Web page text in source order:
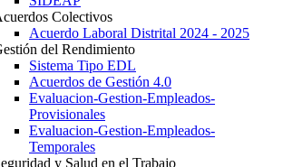
Colectivos
Acuerdo Laboral Distrital 2024 - 2025
del Rendimiento
Sistema Tipo EDL
Acuerdos de Gestión 4.0
Evaluacion-Gestion-Empleados-
Provisionales
Evaluacion-Gestion-Empleados-
Temporales
y Salud en el Trabajo